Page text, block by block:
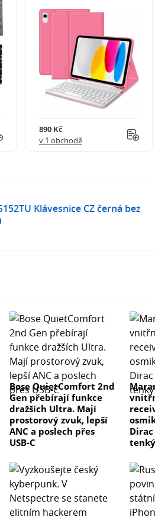
890 Kč
v 1 obchodě
Klávesnice CZ černá bez
Bose QuietComfort 2nd
Gen přebírají funkce
dražších Ultra. Mají
prostorový zvuk, lepší
ANC a poslech přes
USB-C